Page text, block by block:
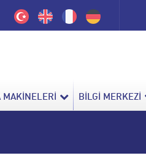
MAKİNELERİ BİLGİ MERKEZİ